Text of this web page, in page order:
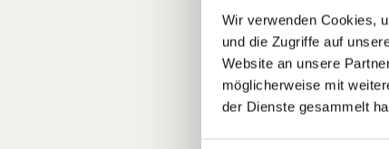
Wir verwenden Cookies,
und die Zugriffe auf
Website an unsere
möglicherweise mit
der Dienste gesammelt
VOM